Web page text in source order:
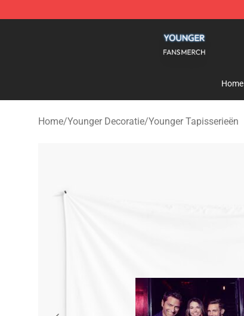
Home
Home/Younger Decoratie/Younger Tapisserieën